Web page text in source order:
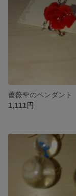
薔薇🌹のペンダント
1,111円